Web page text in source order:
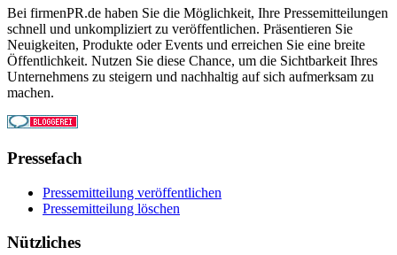
Bei firmenPR.de haben Sie die Möglichkeit, Ihre Pressemitteilungen
schnell und unkompliziert zu veröffentlichen. Präsentieren Sie
Neuigkeiten, Produkte oder Events und erreichen Sie eine breite
Öffentlichkeit. Nutzen Sie diese Chance, um die Sichtbarkeit Ihres
Unternehmens zu steigern und nachhaltig auf sich aufmerksam zu
machen.
Pressefach
Pressemitteilung veröffentlichen
Pressemitteilung löschen
Nützliches